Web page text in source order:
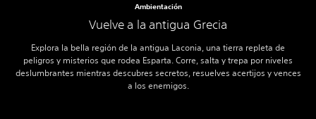
Ambientación
Vuelve a la antigua Grecia
Explora la bella región de la antigua Laconia, una tierra repleta de
peligros y misterios que rodea Esparta. Corre, salta y trepa por niveles
deslumbrantes mientras descubres secretos, resuelves acertijos y vences
a los enemigos.